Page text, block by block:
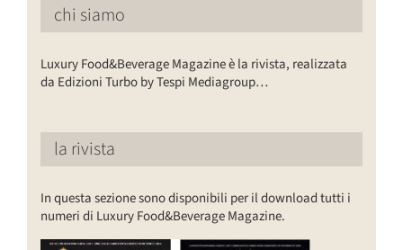
chi siamo
Luxury Food&Beverage Magazine è la rivista, realizzata
da Edizioni Turbo by Tespi Mediagroup…
la rivista
In questa sezione sono disponibili per il download tutti i
numeri di Luxury Food&Beverage Magazine.